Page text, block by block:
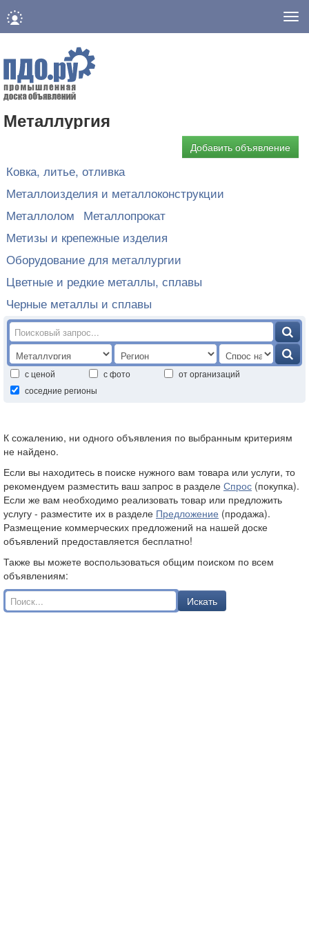
Металлургия
Добавить объявление
Ковка, литье, отливка
Металлоизделия и металлоконструкции
Металлолом Металлопрокат
Метизы и крепежные изделия
Оборудование для металлургии
Цветные и редкие металлы, сплавы
Черные металлы и сплавы
с ценой с фото
от организаций
соседние регионы
К сожалению, ни одного объявления по выбранным критериям
не найдено.
Если вы находитесь в поиске нужного вам товара или услуги, то
рекомендуем разместить ваш запрос в разделе Спрос (покупка).
Если же вам необходимо реализовать товар или предложить
услугу - разместите их в разделе Предложение (продажа).
Размещение коммерческих предложений на нашей доске
объявлений предоставляется бесплатно!
Также вы можете воспользоваться общим поиском по всем
объявлениям:
Искать